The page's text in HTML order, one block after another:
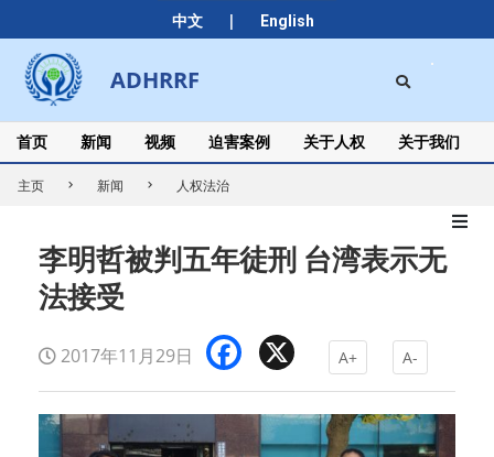
中文 | English
to
content
ADHRRF
Secondary
Navigation
Menu
首页 新闻 视频 迫害案例 关于人权 关于我们
主页 新闻 人权法治
李明哲被判五年徒刑 台湾表示无
法接受
2017年11月29日 Facebook A+ A-